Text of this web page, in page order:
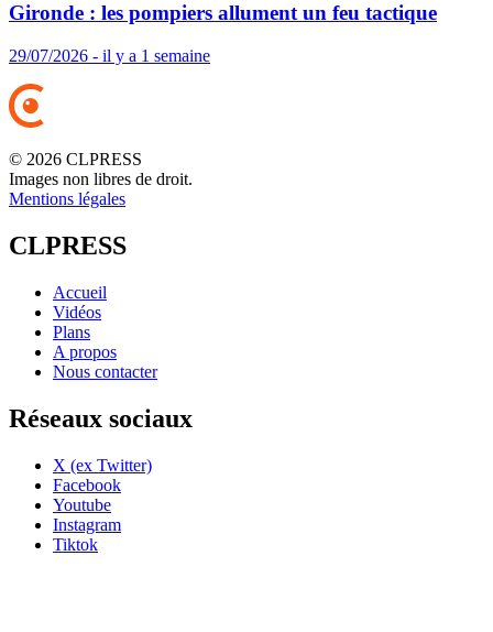
Gironde : les pompiers allument un feu tactique
29/07/2026 - il y a 1 semaine
© 2026 CLPRESS
Images non libres de droit.
Mentions légales
CLPRESS
Accueil
Vidéos
Plans
A propos
Nous contacter
Réseaux sociaux
X (ex Twitter)
Facebook
Youtube
Instagram
Tiktok